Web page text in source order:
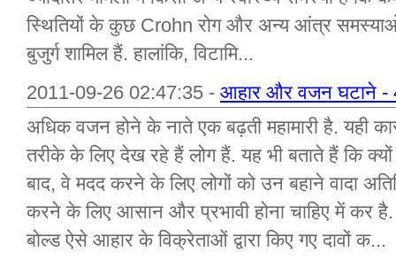
स्थितियों के कुछ Crohn रोग और अन्य आंत्र समस्याओं,
बुजुर्ग शामिल हैं. हालांकि, विटामि...
2011-09-26 02:47:35 - आहार और वजन घटाने - 4
अधिक वजन होने के नाते एक बढ़ती महामारी है. यही
तरीके के लिए देख रहे हैं लोग हैं. यह भी बताते हैं कि
बाद, वे मदद करने के लिए लोगों को उन बहाने वादा
करने के लिए आसान और प्रभावी होना चाहिए में कर है.
बोल्ड ऐसे आहार के विक्रेताओं द्वारा किए गए दावों क...